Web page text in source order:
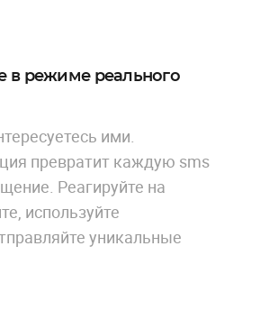
в режиме реального
ими.
превратит каждую sms
Реагируйте на
используйте
уникальные